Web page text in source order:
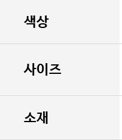
색상
사이즈
소재